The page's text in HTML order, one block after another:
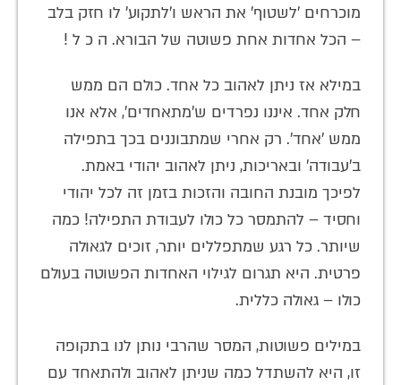
מוכרחים 'לשטוף' את הראש ו'לתקוע' לו חזק בלב
– הכל אחדות אחת פשוטה של הבורא. ה כ ל !
במילא אז ניתן לאהוב כל אחד. כולם הם ממש
חלק אחד. איננו נפרדים ש'מתאחדים', אלא אנו
ממש 'אחד'. רק אחרי שמתבוננים בכך בתפילה
ב'עבודה' ובאריכות, ניתן לאהוב יהודי באמת.
לפיכך מובנת החובה והזכות בזמן זה לכל יהודי
וחסיד – להתמסר כל כולו לעבודת התפילה! כמה
שיותר. כל רגע שמתפללים יותר, זוכים לגאולה
פרטית. היא תגרום לגילוי האחדות הפשוטה בעולם
כולו – גאולה כללית.
במילים פשוטות, המסר שהרבי נותן לנו בתקופה
זו, היא להשתדל כמה שניתן לאהוב ולהתאחד עם